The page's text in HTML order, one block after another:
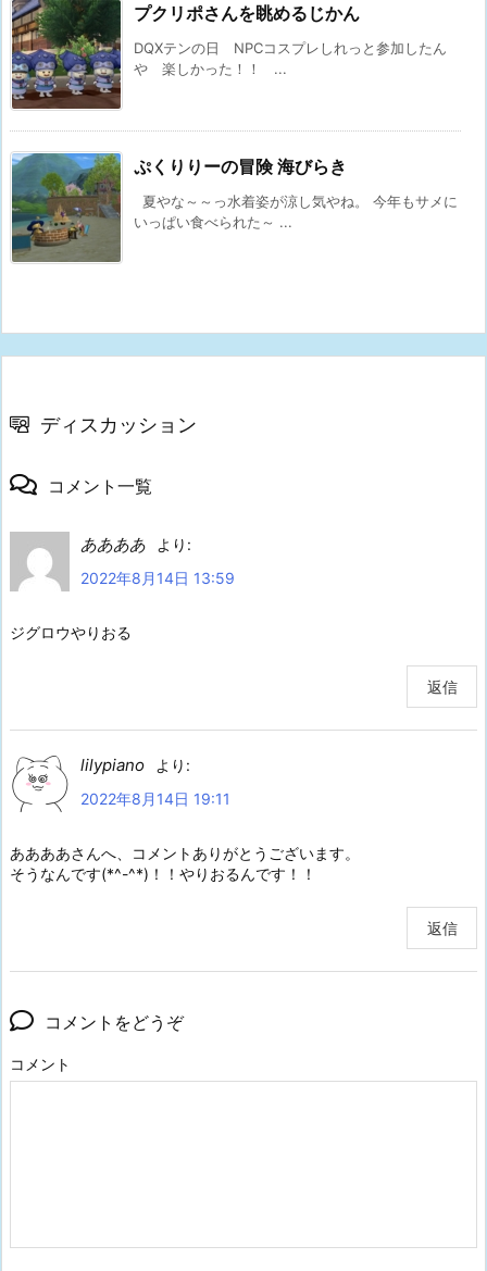
プクリポさんを眺めるじかん
DQXテンの日 NPCコスプレしれっと参加したん
や 楽しかった！！ ...
ぷくりりーの冒険 海びらき
夏やな～～っ水着姿が涼し気やね。 今年もサメに
いっぱい食べられた～ ...
ディスカッション
コメント一覧
ああああ
より:
2022年8月14日 13:59
ジグロウやりおる
返信
lilypiano
より:
2022年8月14日 19:11
ああああさんへ、コメントありがとうございます。
そうなんです(*^-^*)！！やりおるんです！！
返信
コメントをどうぞ
コメント